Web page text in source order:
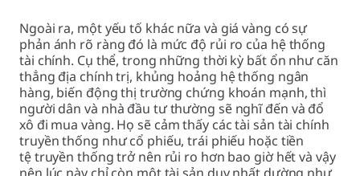
Ngoài ra, một yếu tố khác nữa và giá vàng có sự
phản ánh rõ ràng đó là mức độ rủi ro của hệ thống
tài chính. Cụ thể, trong những thời kỳ bất ổn như căn
thẳng địa chính trị, khủng hoảng hệ thống ngân
hàng, biến động thị trường chứng khoán mạnh, thì
người dân và nhà đầu tư thường sẽ nghĩ đến và đổ
xô đi mua vàng. Họ sẽ cảm thấy các tài sản tài chính
truyền thống như cổ phiếu, trái phiếu hoặc tiền
tệ truyền thống trở nên rủi ro hơn bao giờ hết và vậy